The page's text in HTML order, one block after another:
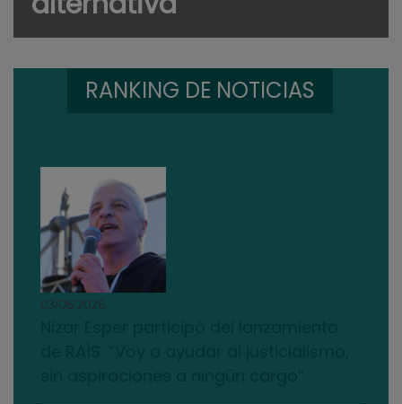
RANKING DE NOTICIAS
03/08/2026